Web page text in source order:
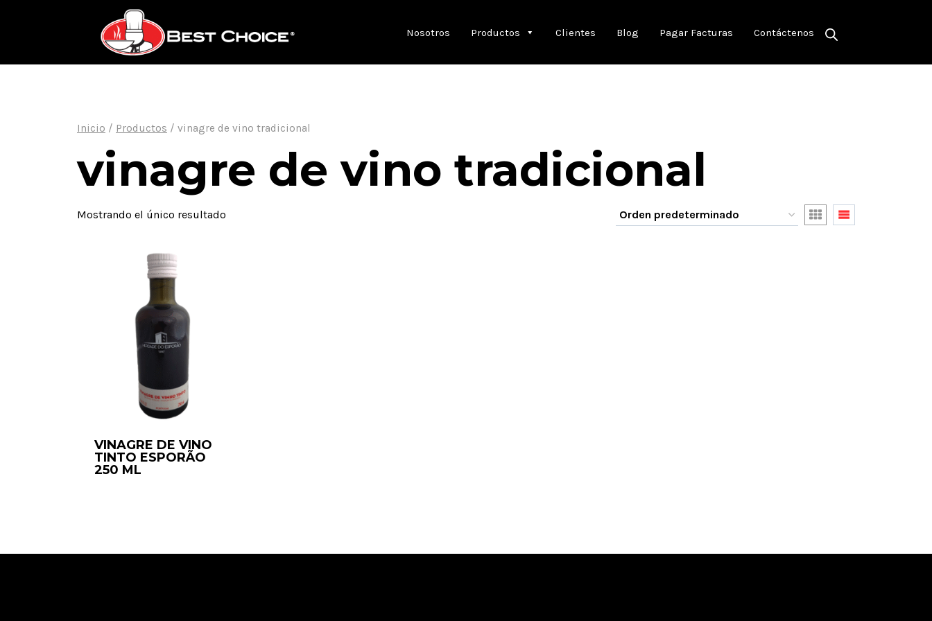
Nosotros Productos Clientes Blog Pagar Facturas Contáctenos
Inicio / Productos / vinagre de vino tradicional
vinagre de vino tradicional
Mostrando el único resultado
VINAGRE DE VINO
TINTO ESPORÃO
250 ML